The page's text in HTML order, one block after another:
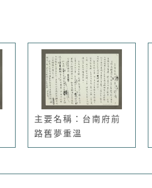
主要名稱：台南府前
路舊夢重溫